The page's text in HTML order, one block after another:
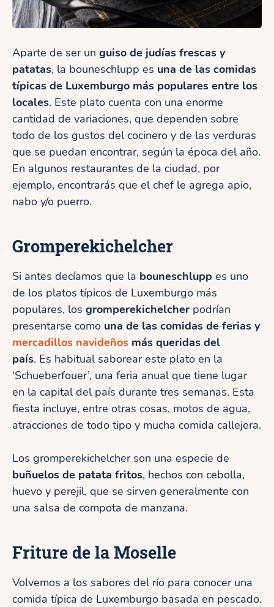
Aparte de ser un guiso de judías frescas y
patatas, la bouneschlupp es una de las comidas
típicas de Luxemburgo más populares entre los
locales. Este plato cuenta con una enorme
cantidad de variaciones, que dependen sobre
todo de los gustos del cocinero y de las verduras
que se puedan encontrar, según la época del año.
En algunos restaurantes de la ciudad, por
ejemplo, encontrarás que el chef le agrega apio,
nabo y/o puerro.
Gromperekichelcher
Si antes decíamos que la bouneschlupp es uno
de los platos típicos de Luxemburgo más
populares, los gromperekichelcher podrían
presentarse como una de las comidas de ferias y
mercadillos navideños más queridas del
país. Es habitual saborear este plato en la
‘Schueberfouer’, una feria anual que tiene lugar
en la capital del país durante tres semanas. Esta
fiesta incluye, entre otras cosas, motos de agua,
atracciones de todo tipo y mucha comida callejera.
Los gromperekichelcher son una especie de
buñuelos de patata fritos, hechos con cebolla,
huevo y perejil, que se sirven generalmente con
una salsa de compota de manzana.
Friture de la Moselle
Volvemos a los sabores del río para conocer una
comida típica de Luxemburgo basada en pescado.